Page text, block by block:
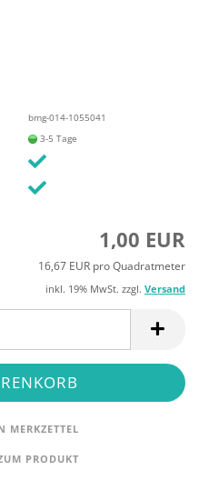
bmg-014-1055041
3-5 Tage
1,00 EUR
16,67 EUR pro Quadratmeter
inkl. 19% MwSt. zzgl. Versand
MERKZETTEL
PRODUKT